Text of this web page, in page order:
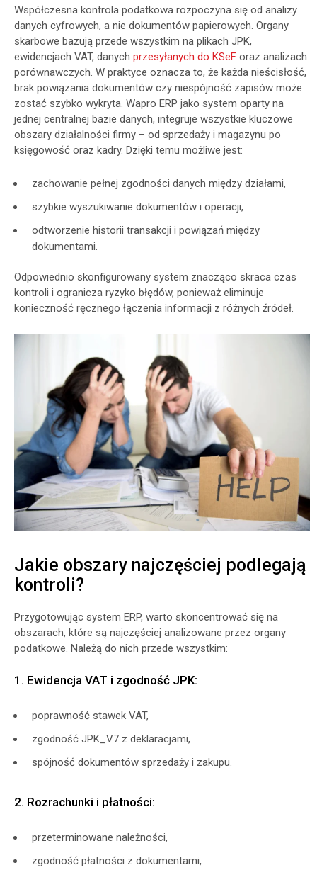
Współczesna kontrola podatkowa rozpoczyna się od analizy
danych cyfrowych, a nie dokumentów papierowych. Organy
skarbowe bazują przede wszystkim na plikach JPK,
ewidencjach VAT, danych przesyłanych do KSeF oraz analizach
porównawczych. W praktyce oznacza to, że każda nieścisłość,
brak powiązania dokumentów czy niespójność zapisów może
zostać szybko wykryta. Wapro ERP jako system oparty na
jednej centralnej bazie danych, integruje wszystkie kluczowe
obszary działalności firmy – od sprzedaży i magazynu po
księgowość oraz kadry. Dzięki temu możliwe jest:
zachowanie pełnej zgodności danych między działami,
szybkie wyszukiwanie dokumentów i operacji,
odtworzenie historii transakcji i powiązań między
dokumentami.
Odpowiednio skonfigurowany system znacząco skraca czas
kontroli i ogranicza ryzyko błędów, ponieważ eliminuje
konieczność ręcznego łączenia informacji z różnych źródeł.
Jakie obszary najczęściej podlegają
kontroli?
Przygotowując system ERP, warto skoncentrować się na
obszarach, które są najczęściej analizowane przez organy
podatkowe. Należą do nich przede wszystkim:
1. Ewidencja VAT i zgodność JPK:
poprawność stawek VAT,
zgodność JPK_V7 z deklaracjami,
spójność dokumentów sprzedaży i zakupu.
2. Rozrachunki i płatności:
przeterminowane należności,
zgodność płatności z dokumentami,